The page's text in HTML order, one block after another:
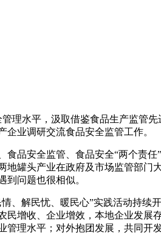
水平，汲取借鉴食品生产监管
业调研交流食品安全监管工作。
安全监管、食品安全“两个责任
地罐头产业在政府及市场监管部
到问题也很相似。
解民忧、暖民心”实践活动持续
增收、企业增效，本地企业发
理水平；对外抱团发展，共同